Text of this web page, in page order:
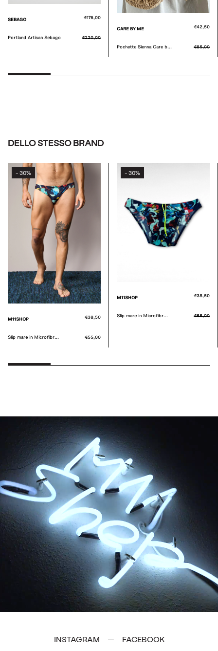
SEBAGO €176,00
Portland Artisan Sebago €220,00
CARE BY ME €42,50
Pochette Sienna Care b... €85,00
DELLO STESSO BRAND
- 30%
M11SHOP €38,50
Slip mare in Microfibr... €55,00
- 30%
M11SHOP €38,50
Slip mare in Microfibr... €55,00
INSTAGRAM — FACEBOOK